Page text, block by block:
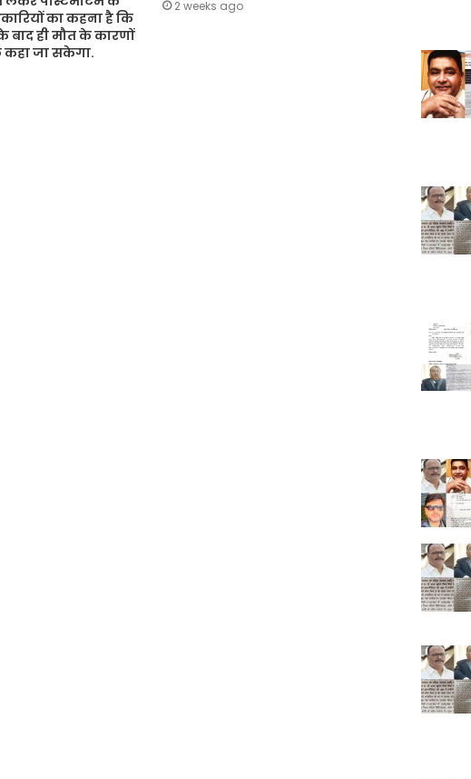
का कहना है कि
बाद ही मौत के कारणों
जा सकेगा.
2 weeks ago